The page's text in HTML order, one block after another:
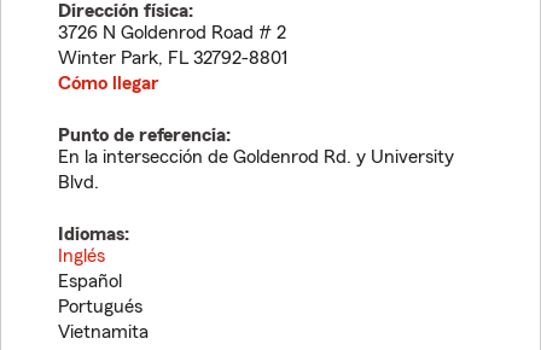
Dirección física:
3726 N Goldenrod Road # 2
Winter Park, FL 32792-8801
Cómo llegar
Punto de referencia:
En la intersección de Goldenrod Rd. y University
Blvd.
Idiomas:
Inglés
Español
Portugués
Vietnamita